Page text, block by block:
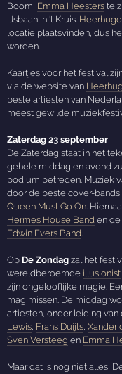
Boom, Emma Heesters te
IJsbaan in 't Kruis.
locatie plaatsvinden, dus
worden.
Kaartjes voor het festival
via de website van
beste artiesten van
meest gewilde
Zaterdag 23 september
De Zaterdag staat in het
gehele middag en avond
podium betreden. Muziek
door de beste cover-
Queen Must Go On.
Hermes House Band en
Edwin Evers Band.
Op De Zondag zal het
wereldberoemde illusionist
zijn ongelooflijke magie.
mag missen. De middag
artiesten, onder leiding van
Lewis, Frans Duijts,Xander
Sven Versteeg en Emma
Maar dat is nog niet alles!